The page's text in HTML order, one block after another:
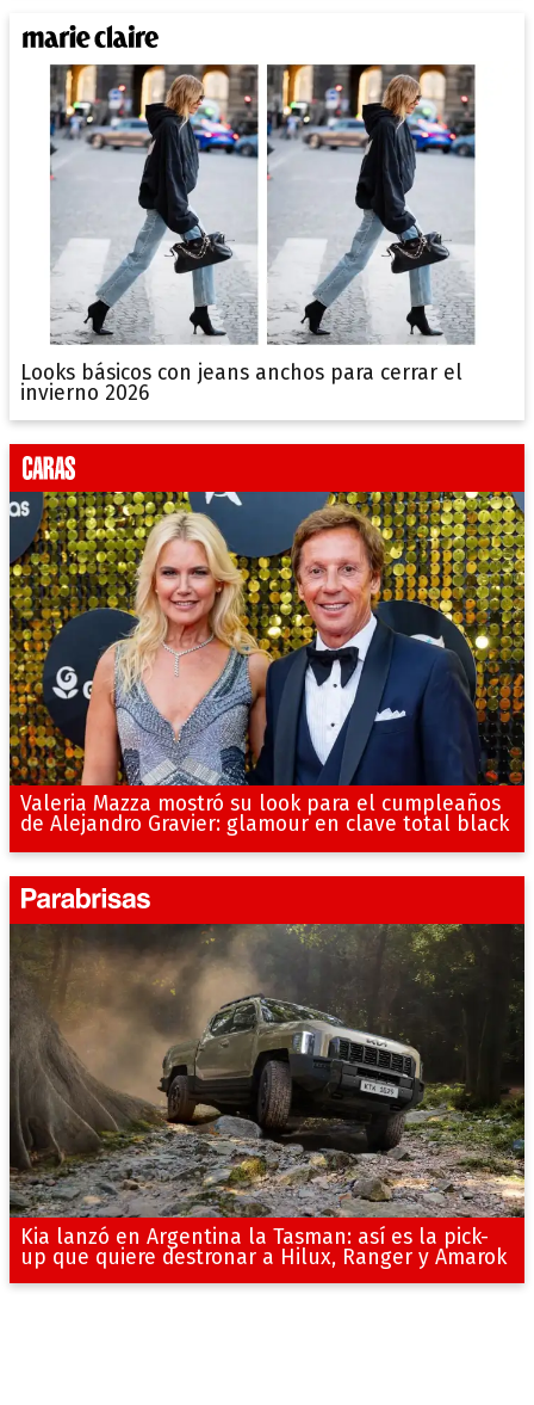
Looks básicos con jeans anchos para cerrar el
invierno 2026
Valeria Mazza mostró su look para el cumpleaños
de Alejandro Gravier: glamour en clave total black
Kia lanzó en Argentina la Tasman: así es la pick-
up que quiere destronar a Hilux, Ranger y Amarok